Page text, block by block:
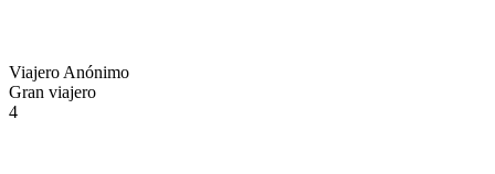
Viajero Anónimo
Gran viajero
4